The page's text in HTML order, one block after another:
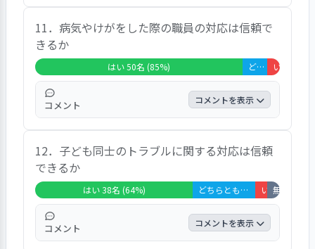
「たまに髪の色がすごい先生がいます。若い
先生が多く、動きやすい服装をしているのは
わかりますが服装がきになります。」などの
ご意見があり、７８％の保護者が「はい」、
１９％の保護者が「どちらともいえない」、
３％の保護者が「いいえ」と回答していま
す。
11．病気やけがをした際の職員の対応は信頼で
きるか
はい 50名 (85%) どちらともいえない 6名 (10%)
コメント コメントを表示
「先生が知らない傷ががあります。」とのご
意見があり、８５％の保護者が「はい」、１
０％の保護者が「どちらともいえない」、
５％の保護者がいいえ」と回答しています。
12．子ども同士のトラブルに関する対応は信頼
できるか
はい 38名 (64%) どちらともいえない 15名 (25%) いいえ 3名 (5%)
コメント コメントを表示